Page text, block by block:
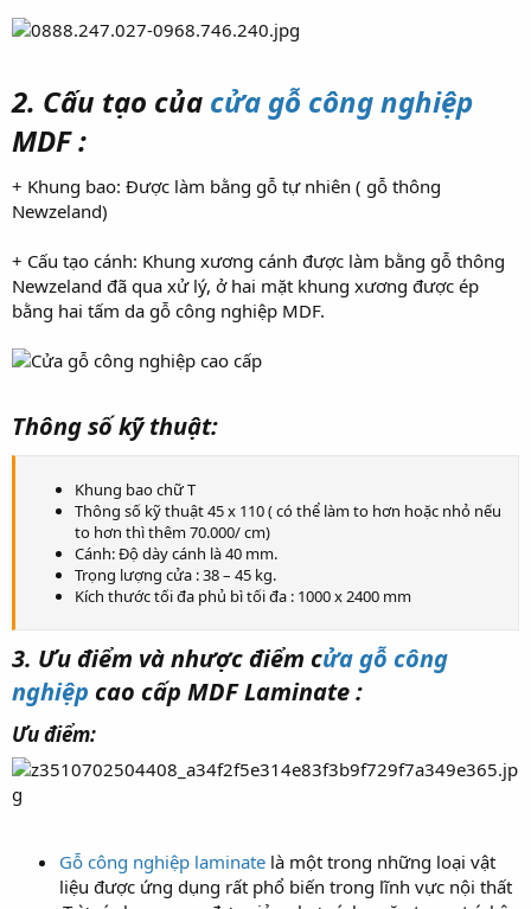
2. Cấu tạo của cửa gỗ công nghiệp
MDF :
+ Khung bao: Được làm bằng gỗ tự nhiên ( gỗ thông
Newzeland)
+ Cấu tạo cánh: Khung xương cánh được làm bằng gỗ thông
Newzeland đã qua xử lý, ở hai mặt khung xương được ép
bằng hai tấm da gỗ công nghiệp MDF.
Thông số kỹ thuật:
Khung bao chữ T
Thông số kỹ thuật 45 x 110 ( có thể làm to hơn hoặc nhỏ nếu
to hơn thì thêm 70.000/ cm)
Cánh: Độ dày cánh là 40 mm.
Trọng lượng cửa : 38 – 45 kg.
Kích thước tối đa phủ bì tối đa : 1000 x 2400 mm
3. Ưu điểm và nhược điểm cửa gỗ công
nghiệp cao cấp MDF Laminate :
Ưu điểm:
Gỗ công nghiệp laminate là một trong những loại vật
liệu được ứng dụng rất phổ biến trong lĩnh vực nội thất